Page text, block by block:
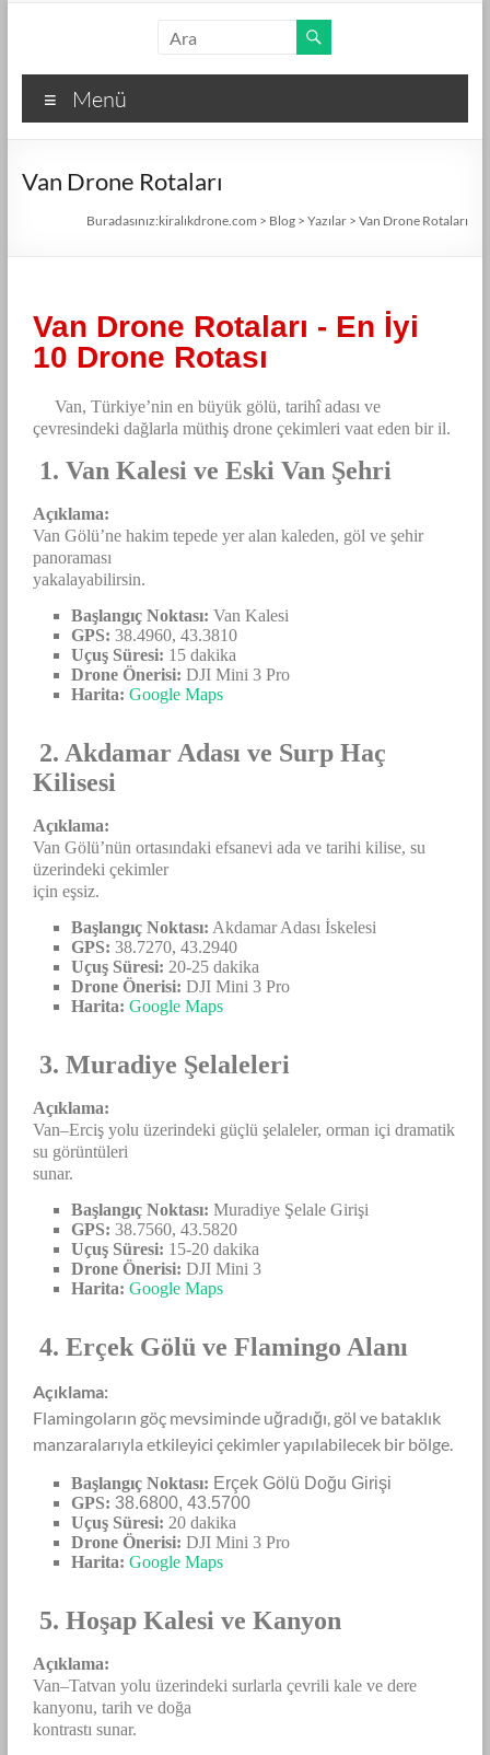
Menü
Van Drone Rotaları
Buradasınız:kiralıkdrone.com > Blog >Yazılar >Van Drone Rotaları
Van Drone Rotaları - En İyi
10 Drone Rotası
Van, Türkiye’nin en büyük gölü, tarihî adası ve
çevresindeki dağlarla müthiş drone çekimleri vaat eden bir il.
1. Van Kalesi ve Eski Van Şehri
Açıklama:
Van Gölü’ne hakim tepede yer alan kaleden, göl ve şehir
panoraması
yakalayabilirsin.
Başlangıç Noktası: Van Kalesi
GPS: 38.4960, 43.3810
Uçuş Süresi: 15 dakika
Drone Önerisi: DJI Mini 3 Pro
Harita: Google Maps
2. Akdamar Adası ve Surp Haç
Kilisesi
Açıklama:
Van Gölü’nün ortasındaki efsanevi ada ve tarihi kilise, su
üzerindeki çekimler
için eşsiz.
Başlangıç Noktası: Akdamar Adası İskelesi
GPS: 38.7270, 43.2940
Uçuş Süresi: 20-25 dakika
Drone Önerisi: DJI Mini 3 Pro
Harita: Google Maps
3. Muradiye Şelaleleri
Açıklama:
Van–Erciş yolu üzerindeki güçlü şelaleler, orman içi dramatik
su görüntüleri
sunar.
Başlangıç Noktası: Muradiye Şelale Girişi
GPS: 38.7560, 43.5820
Uçuş Süresi: 15-20 dakika
Drone Önerisi: DJI Mini 3
Harita: Google Maps
4. Erçek Gölü ve Flamingo Alanı
Açıklama:
Flamingoların göç mevsiminde uğradığı, göl ve bataklık
manzaralarıyla etkileyici çekimler yapılabilecek bir bölge.
Başlangıç Noktası: Erçek Gölü Doğu Girişi
GPS: 38.6800, 43.5700
Uçuş Süresi: 20 dakika
Drone Önerisi: DJI Mini 3 Pro
Harita: Google Maps
5. Hoşap Kalesi ve Kanyon
Açıklama:
Van–Tatvan yolu üzerindeki surlarla çevrili kale ve dere
kanyonu, tarih ve doğa
kontrastı sunar.